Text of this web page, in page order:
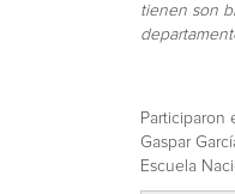
tienen son
Participaron
Gaspar
Escuela